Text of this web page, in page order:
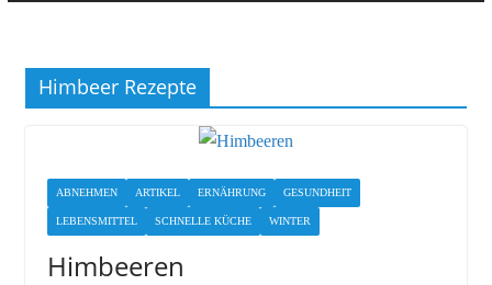
Himbeer Rezepte
ABNEHMEN ARTIKEL ERNÄHRUNG GESUNDHEIT
LEBENSMITTEL SCHNELLE KÜCHE WINTER
Himbeeren